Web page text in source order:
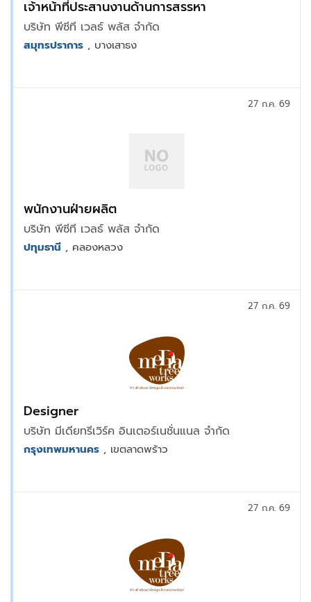
เจ้าหน้าที่ประสานงานด้านการสรรหา
บริษัท พีซีที เวลธ์ พลัส จำกัด
สมุทรปราการ , บางเสาธง
พนักงานฝ่ายผลิต
บริษัท พีซีที เวลธ์ พลัส จำกัด
27 ก.ค. 69
ปทุมธานี , คลองหลวง
Designer
บริษัท มีเดียทรีเวิร์ค อินเตอร์เนชั่นแนล จำกัด
27 ก.ค. 69
กรุงเทพมหานคร , เขตลาดพร้าว
27 ก.ค. 69